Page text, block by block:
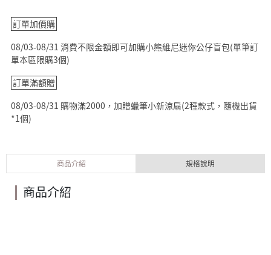
訂單加價購
08/03-08/31 消費不限金額即可加購小熊維尼迷你公仔盲包(單筆訂
單本區限購3個)
訂單滿額贈
08/03-08/31 購物滿2000，加贈蠟筆小新涼扇(2種款式，隨機出貨
*1個)
商品介紹 規格說明
商品介紹